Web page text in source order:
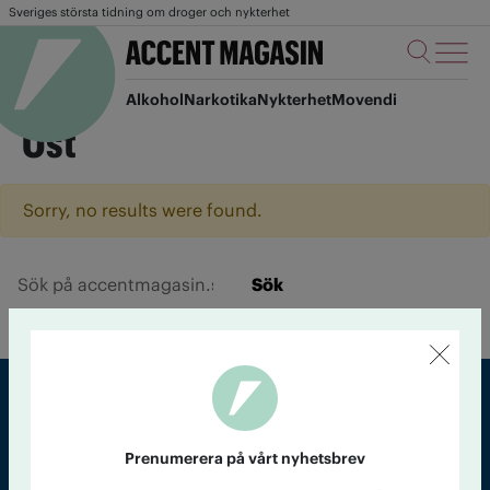
Sveriges största tidning om droger och nykterhet
AlkoholNarkotikaNykterhetMovendi
Ost
Sorry, no results were found.
Sök
Prenumerera på vårt nyhetsbrev